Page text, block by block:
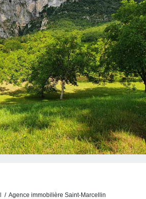
/ Agence immobilière Saint-Marcellin